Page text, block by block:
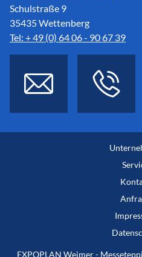
Schulstraße 9
35435 Wettenberg
Tel: + 49 (0) 64 06 - 90 67 39
EXPOPLAN Weimer -